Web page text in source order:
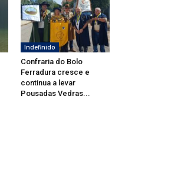
Indefinido
Confraria do Bolo
Ferradura cresce e
continua a levar
Pousadas Vedras...